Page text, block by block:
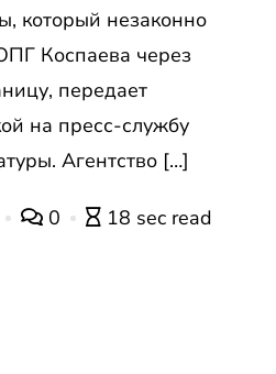
который незаконно
Коспаева через
передает
на пресс-службу
Агентство […]
0 18 sec read